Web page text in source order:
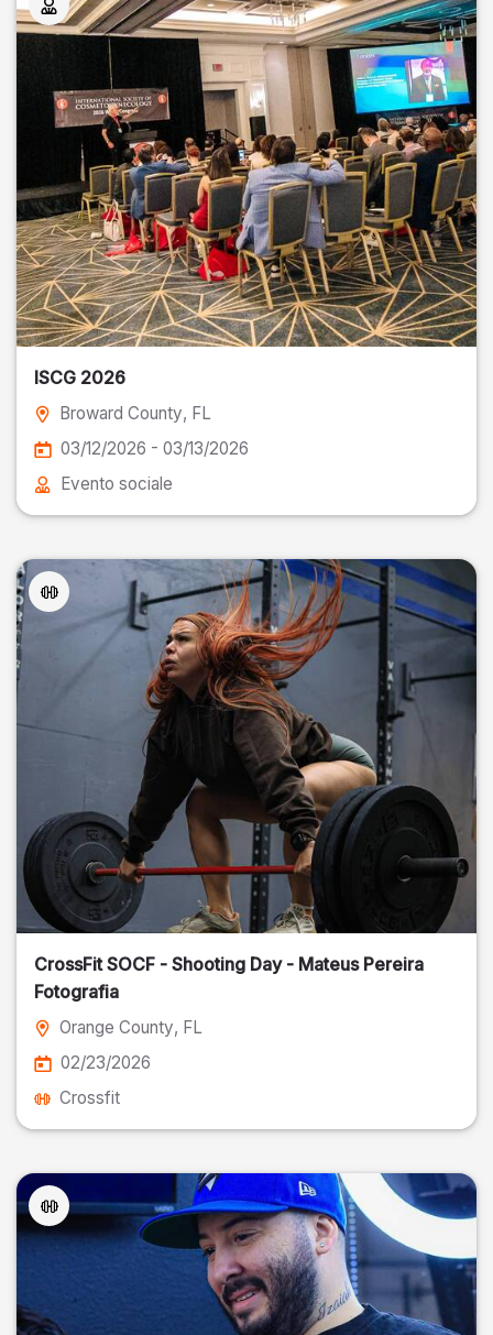
ISCG 2026
Broward County, FL
03/12/2026 - 03/13/2026
Evento sociale
CrossFit SOCF - Shooting Day - Mateus Pereira
Fotografia
Orange County, FL
02/23/2026
Crossfit